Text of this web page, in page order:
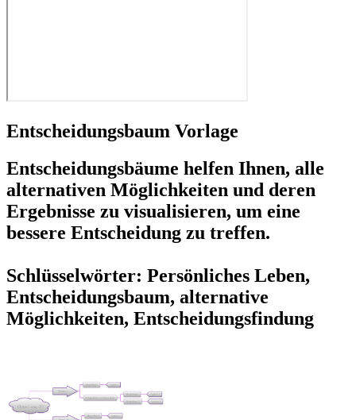
Entscheidungsbaum Vorlage
Entscheidungsbäume helfen Ihnen, alle
alternativen Möglichkeiten und deren
Ergebnisse zu visualisieren, um eine
bessere Entscheidung zu treffen.
Schlüsselwörter: Persönliches Leben,
Entscheidungsbaum, alternative
Möglichkeiten, Entscheidungsfindung